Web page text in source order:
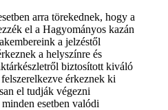
arra törekednek, hogy a
el a Hagyományos kazán
a jelzéstől
a helyszínre és
biztosított kiváló
érkeznek ki
el tudják végezni
esetben valódi